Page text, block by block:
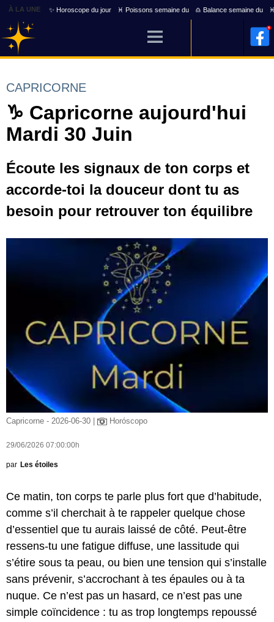
À LA UNE ✨ Horoscope du jour ♓ Poissons semaine du ♎ Balance semaine du
CAPRICORNE
♑ Capricorne aujourd'hui
Mardi 30 Juin
Écoute les signaux de ton corps et
accorde-toi la douceur dont tu as
besoin pour retrouver ton équilibre
Capricorne - 2026-06-30 | Horóscopo
29/06/2026 07:00:00h
par Les étoiles
Ce matin, ton corps te parle plus fort que d’habitude,
comme s’il cherchait à te rappeler quelque chose
d’essentiel que tu aurais laissé de côté. Peut-être
ressens-tu une fatigue diffuse, une lassitude qui
s’étire sous ta peau, ou bien une tension qui s’installe
sans prévenir, s’accrochant à tes épaules ou à ta
nuque. Ce n’est pas un hasard, ce n’est pas une
simple coïncidence : tu as trop longtemps repoussé